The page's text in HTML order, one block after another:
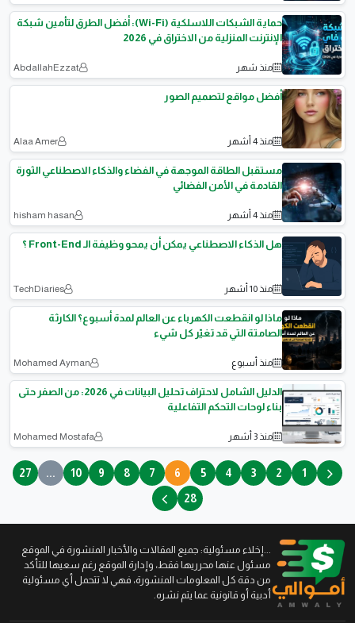
حماية الشبكات اللاسلكية (Wi-Fi): أفضل الطرق لتأمين شبكة
الإنترنت المنزلية من الاختراق في 2026
منذ شهر AbdallahEzzat
أفضل مواقع لتصميم الصور
منذ 4 أشهر Alaa Amer
مستقبل الطاقة الموجهة في الفضاء والذكاء الاصطناعي الثورة
القادمة في الأمن الفضائي
منذ 4 أشهر hisham hasan
هل الذكاء الاصطناعي يمكن أن يمحو وظيفة الـ Front-End ؟
منذ 10 أشهر TechDiaries
ماذا لو انقطعت الكهرباء عن العالم لمدة أسبوع؟ الكارثة
الصامتة التي قد تغيّر كل شيء
منذ أسبوع Mohamed Ayman
الدليل الشامل لاحتراف تحليل البيانات في 2026: من الصفر حتى
بناء لوحات التحكم التفاعلية
منذ 3 أشهر Mohamed Mostafa
1
2
3
4
5
6
7
8
9
10
...
27
28
...إخلاء مسئولية: جميع المقالات والأخبار المنشورة في الموقع
مسئول عنها محرريها فقط، وإدارة الموقع رغم سعيها للتأكد
من دقة كل المعلومات المنشورة، فهي لا تتحمل أي مسئولية
أدبية أو قانونية عما يتم نشره.